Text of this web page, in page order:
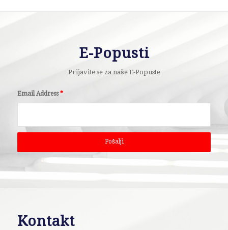
E-Popusti
Prijavite se za naše E-Popuste
Email Address*
Kontakt